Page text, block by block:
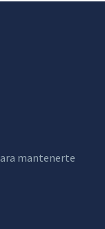
mantenerte